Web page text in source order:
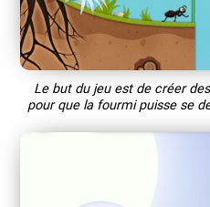
Le but du jeu est de créer
pour que la fourmi puisse se